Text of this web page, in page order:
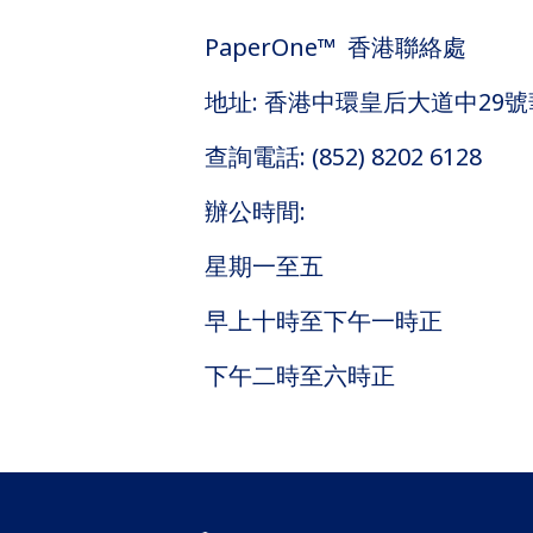
PaperOne™ 香港聯絡處
地址: 香港中環皇后大道中29
查詢電話: (852) 8202 6128
辦公時間:
星期一至五
早上十時至下午一時正
下午二時至六時正